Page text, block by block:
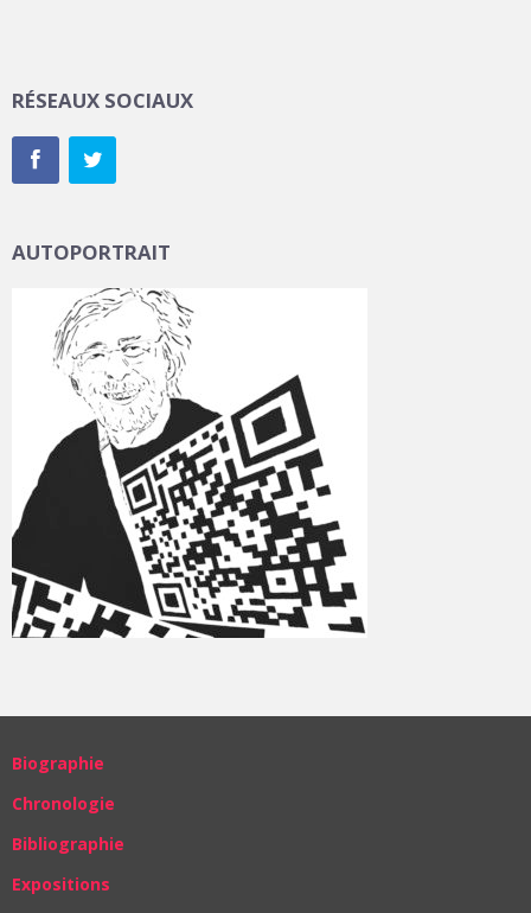
RÉSEAUX SOCIAUX
AUTOPORTRAIT
Biographie
Chronologie
Bibliographie
Expositions